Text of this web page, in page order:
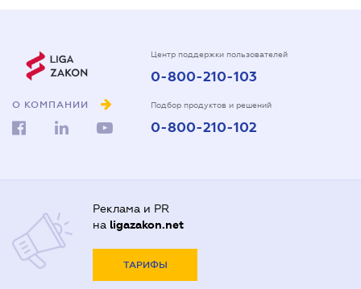
О КОМПАНИИ
Центр поддержки пользователей
0-800-210-103
Подбор продуктов и решений
0-800-210-102
Реклама и PR
на ligazakon.net
ТАРИФЫ